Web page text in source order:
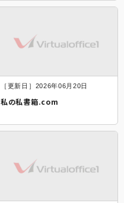
［更新日］2026年06月20日
私の私書箱.com